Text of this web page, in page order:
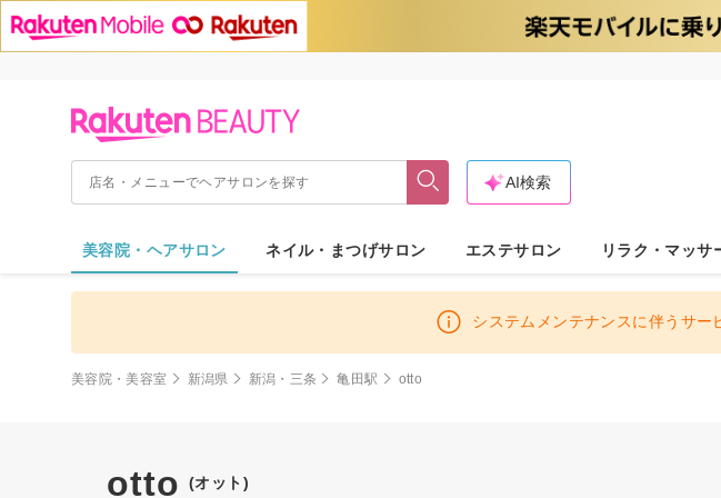
AI検索
美容院・ヘアサロン ネイル・まつげサロン エステサロン リラク・マッサ
システムメンテナンスに伴うサ
美容院・美容室 新潟県 新潟・三条 亀田駅 otto
otto (オット)